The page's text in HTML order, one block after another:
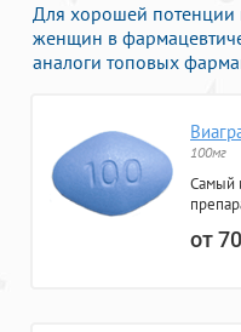
Для хорошей потенции
женщин в
аналоги топовых
100мг
Самый
от